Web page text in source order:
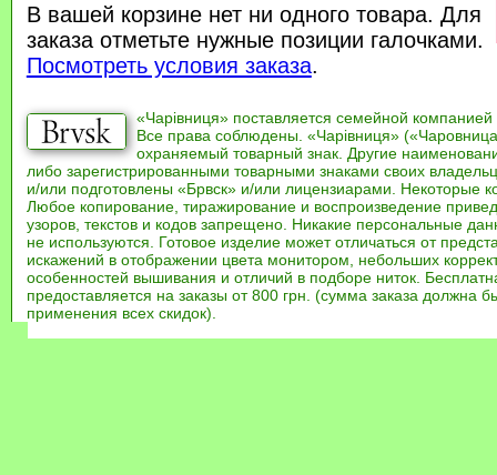
В вашей корзине нет ни одного товара. Для
заказа отметьте нужные позиции галочками.
Посмотреть условия заказа.
«Чарівниця» поставляется семейной компанией
Все права соблюдены. «Чарівниця»
охраняемый товарный знак. Другие
либо зарегистрированными товарными знаками своих
и/или подготовлены «Брвск» и/или лицензиарами. Некоторые
Любое копирование, тиражирование и воспроизведение
узоров, текстов и кодов запрещено. Никакие персональные
не используются. Готовое изделие может отличаться от
искажений в отображении цвета монитором, небольших
особенностей вышивания и отличий в подборе ниток.
предоставляется на заказы от 800 грн. (сумма заказа должна
применения всех скидок).